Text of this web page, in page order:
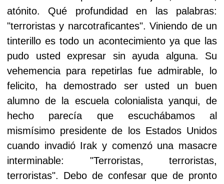
atónito. Qué profundidad en las palabras:
"terroristas y narcotraficantes". Viniendo de un
tinterillo es todo un acontecimiento ya que las
pudo usted expresar sin ayuda alguna. Su
vehemencia para repetirlas fue admirable, lo
felicito, ha demostrado ser usted un buen
alumno de la escuela colonialista yanqui, de
hecho parecía que escuchábamos al
mismísimo presidente de los Estados Unidos
cuando invadió Irak y comenzó una masacre
interminable: "Terroristas, terroristas,
terroristas". Debo de confesar que de pronto